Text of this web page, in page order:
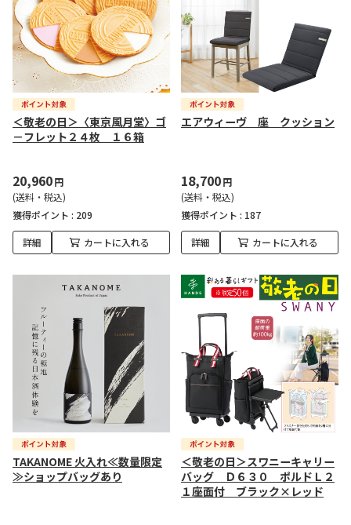
＜敬老の日＞〈東京風月堂〉ゴ
－フレット２４枚 １６箱
20,960円
(送料・税込)
獲得ポイント : 209
詳細 カートに入れる
エアウィーヴ 座 クッション
18,700円
(送料・税込)
獲得ポイント : 187
詳細 カートに入れる
TAKANOME 火入れ≪数量限定
≫ショップバッグあり
＜敬老の日＞スワニーキャリー
バッグ Ｄ６３０ ポルドＬ２
１座面付 ブラック×レッド